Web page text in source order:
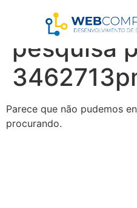
pesquisa
Parece que não pudemos
procurando.